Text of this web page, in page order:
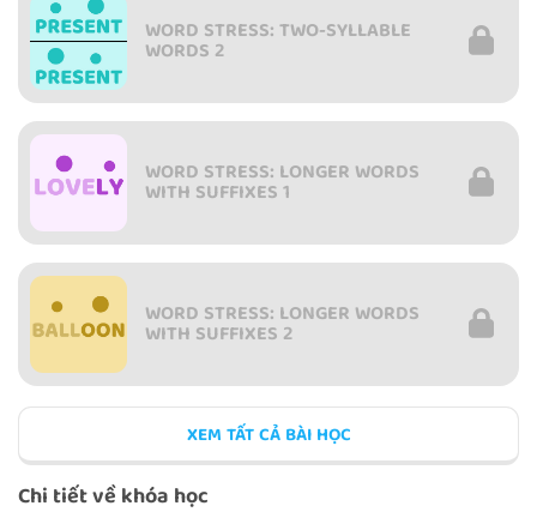
WORD STRESS: TWO-SYLLABLE
WORDS 2
WORD STRESS: LONGER WORDS
WITH SUFFIXES 1
WORD STRESS: LONGER WORDS
WITH SUFFIXES 2
WORD STRESS: LONGER WORDS
XEM TẤT CẢ BÀI HỌC
Chi tiết về khóa học